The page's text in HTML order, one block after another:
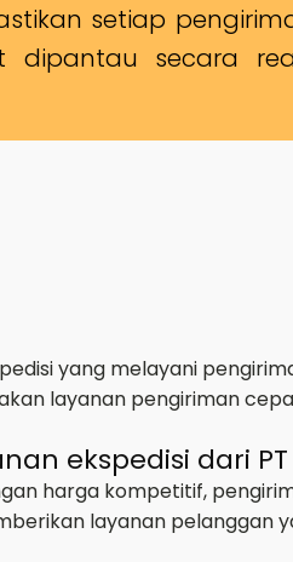
setiap
dipantau secara
yang melayani
layanan pengiriman
ekspedisi dari PT
harga kompetitif,
layanan